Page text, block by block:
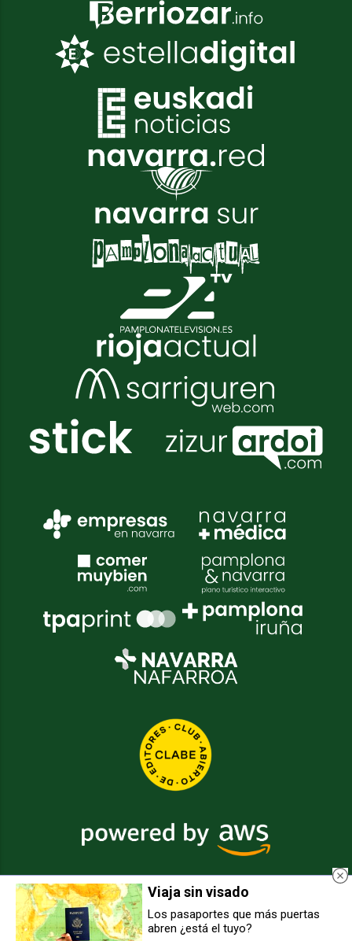
2026© Grupo Comunikaze
Desarrollado por:OA Cloud
El Gobierno Foral busca elevar la
Se insta al Gobierno Foral a
Viaja sin visado
Los pasaportes que más puertas
abren ¿está el tuyo?